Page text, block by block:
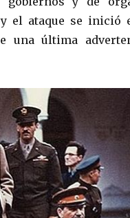
el ataque se inició
una última